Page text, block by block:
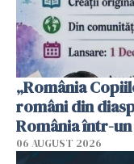
„România
români din
România într-
06 AUGUST 2026